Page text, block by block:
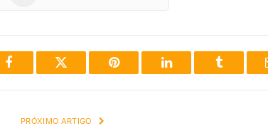
Facebook Twitter Pinterest LinkedIn Tumblr
PRÓXIMO ARTIGO